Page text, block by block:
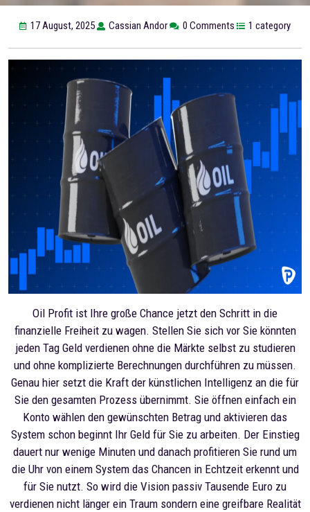
17 August, 2025 Cassian Andor 0 Comments 1 category
Oil Profit ist Ihre große Chance jetzt den Schritt in die
finanzielle Freiheit zu wagen. Stellen Sie sich vor Sie könnten
jeden Tag Geld verdienen ohne die Märkte selbst zu studieren
und ohne komplizierte Berechnungen durchführen zu müssen.
Genau hier setzt die Kraft der künstlichen Intelligenz an die für
Sie den gesamten Prozess übernimmt. Sie öffnen einfach ein
Konto wählen den gewünschten Betrag und aktivieren das
System schon beginnt Ihr Geld für Sie zu arbeiten. Der Einstieg
dauert nur wenige Minuten und danach profitieren Sie rund um
die Uhr von einem System das Chancen in Echtzeit erkennt und
für Sie nutzt. So wird die Vision passiv Tausende Euro zu
verdienen nicht länger ein Traum sondern eine greifbare Realität